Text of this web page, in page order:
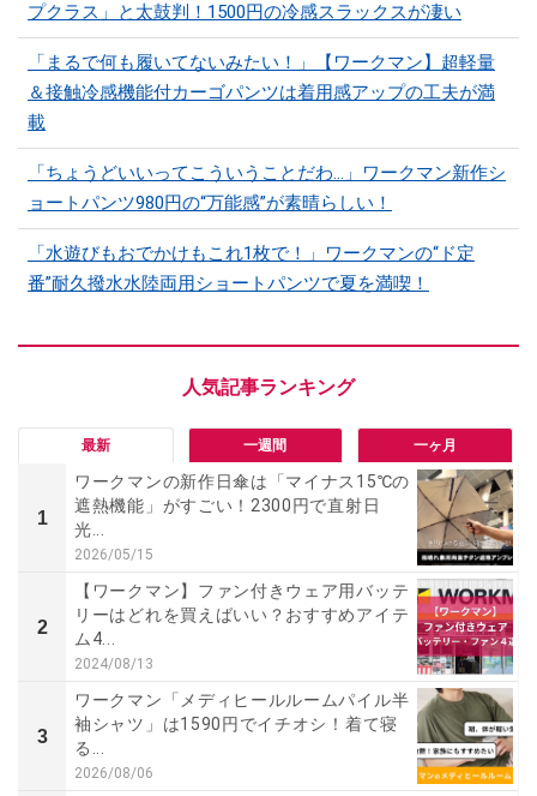
プクラス」と太鼓判！1500円の冷感スラックスが凄い
「まるで何も履いてないみたい！」【ワークマン】超軽量
＆接触冷感機能付カーゴパンツは着用感アップの工夫が満
載
「ちょうどいいってこういうことだわ...」ワークマン新作シ
ョートパンツ980円の“万能感”が素晴らしい！
「水遊びもおでかけもこれ1枚で！」ワークマンの“ド定
番”耐久撥水水陸両用ショートパンツで夏を満喫！
最新 一週間 一ヶ月
1
ワークマンの新作日傘は「マイナス15℃の
遮熱機能」がすごい！2300円で直射日
光...
2026/05/15
2
【ワークマン】ファン付きウェア用バッテ
リーはどれを買えばいい？おすすめアイテ
ム4...
2024/08/13
3
ワークマン「メディヒールルームパイル半
袖シャツ」は1590円でイチオシ！着て寝
る...
2026/08/06